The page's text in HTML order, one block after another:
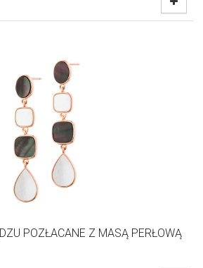
POZŁACANE Z MASĄ PERŁOWĄ